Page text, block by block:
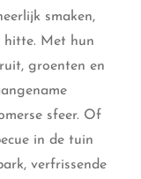
smaken,
hitte. Met hun
groenten en
sfeer. Of
in de tuin
verfrissende